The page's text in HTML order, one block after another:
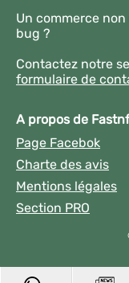
Un commerce
bug ?
Contactez notre
formulaire de
A propos de
Page Facebok
Charte des avis
Mentions légales
Section PRO